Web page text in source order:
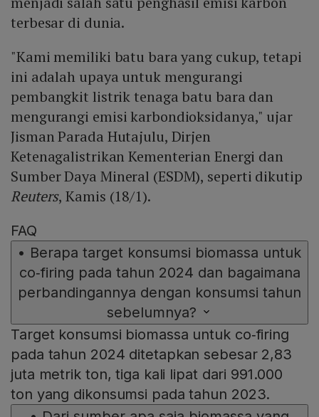
terbesar di dunia.
"Kami memiliki batu bara yang cukup, tetapi
ini adalah upaya untuk mengurangi
pembangkit listrik tenaga batu bara dan
mengurangi emisi karbondioksidanya," ujar
Jisman Parada Hutajulu, Dirjen
Ketenagalistrikan Kementerian Energi dan
Sumber Daya Mineral (ESDM), seperti dikutip
Reuters, Kamis (18/1).
FAQ
• Berapa target konsumsi biomassa untuk
co‑firing pada tahun 2024 dan bagaimana
perbandingannya dengan konsumsi tahun
sebelumnya?
Target konsumsi biomassa untuk co‑firing
pada tahun 2024 ditetapkan sebesar 2,83
juta metrik ton, tiga kali lipat dari 991.000
ton yang dikonsumsi pada tahun 2023.